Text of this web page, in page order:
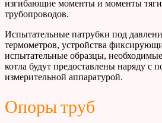
изгибающие моменты и моменты
трубопроводов.
Испытательные патрубки под
термометров, устройства
испытательные образцы,
котла будут предоставлены наряду с
измерительной аппаратурой.
Опоры труб